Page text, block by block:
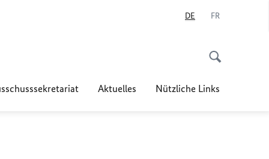
DE FR
Aktuelles Nützliche Links